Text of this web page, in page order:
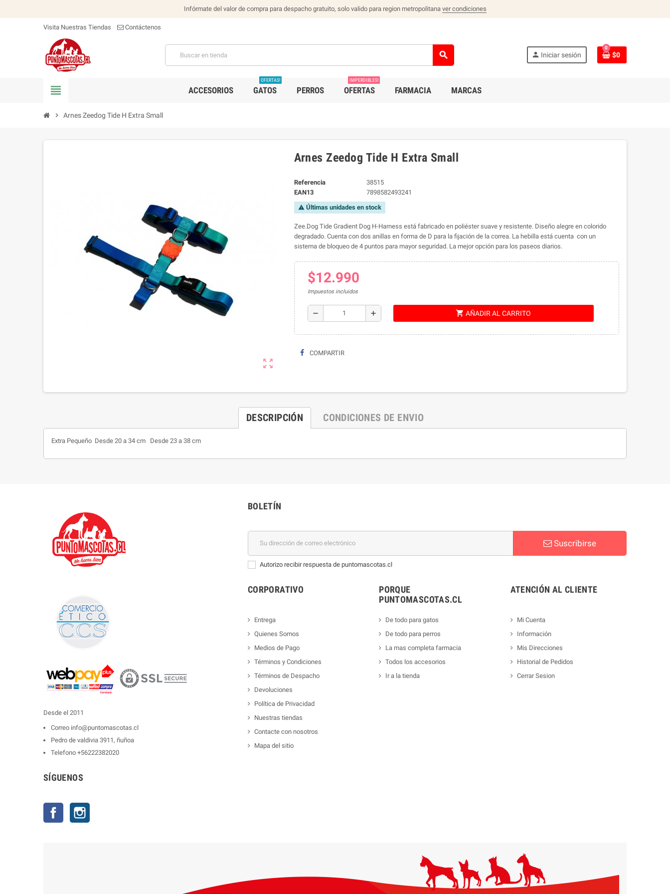
Infórmate del valor de compra para despacho gratuito, solo valido para region metropolitana ver condiciones
Visita Nuestras Tiendas Contáctenos
search person Iniciar sesión
0
$0
view_headline ACCESORIOS GATOS
OFERTAS!
PERROS OFERTAS
IMPERDIBLES!
FARMACIA MARCAS
chevron_right Arnes Zeedog Tide H Extra Small
zoom_out_map
Arnes Zeedog Tide H Extra Small
Referencia
38515
EAN13
7898582493241
warning Últimas unidades en stock
Zee.Dog Tide Gradient Dog H-Harness está fabricado en poliéster suave y resistente. Diseño alegre en colorido
degradado. Cuenta con dos anillas en forma de D para la fijación de la correa. La hebilla está cuenta con un
sistema de bloqueo de 4 puntos para mayor seguridad. La mejor opción para los paseos diarios.
$12.990
Impuestos incluidos
remove add shopping_cart AÑADIR AL CARRITO
COMPARTIR
DESCRIPCIÓN CONDICIONES DE ENVIO
Extra Pequeño Desde 20 a 34 cm Desde 23 a 38 cm
Desde el 2011
Correo info@puntomascotas.cl
Pedro de valdivia 3911, ñuñoa
Telefono +56222382020
SÍGUENOS
Facebook
BOLETÍN
Suscribirse
Autorizo recibir respuesta de puntomascotas.cl
CORPORATIVO
Entrega
Quienes Somos
Medios de Pago
Términos y Condiciones
Términos de Despacho
Devoluciones
Política de Privacidad
Nuestras tiendas
Contacte con nosotros
Mapa del sitio
PORQUE
PUNTOMASCOTAS.CL
De todo para gatos
De todo para perros
La mas completa farmacia
Todos los accesorios
Ir a la tienda
ATENCIÓN AL CLIENTE
Mi Cuenta
Información
Mis Direcciones
Historial de Pedidos
Cerrar Sesion